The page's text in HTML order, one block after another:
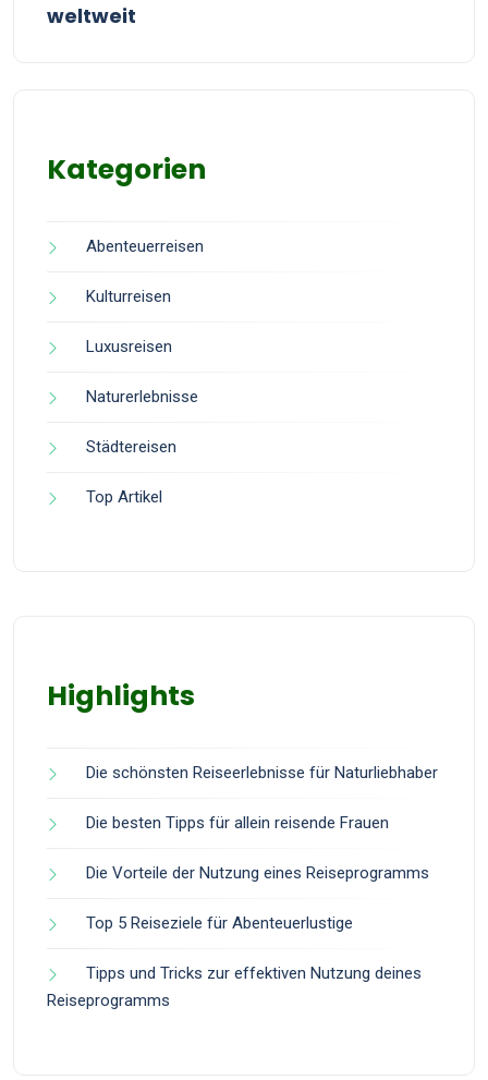
weltweit
Kategorien
Abenteuerreisen
Kulturreisen
Luxusreisen
Naturerlebnisse
Städtereisen
Top Artikel
Highlights
Die schönsten Reiseerlebnisse für Naturliebhaber
Die besten Tipps für allein reisende Frauen
Die Vorteile der Nutzung eines Reiseprogramms
Top 5 Reiseziele für Abenteuerlustige
Tipps und Tricks zur effektiven Nutzung deines
Reiseprogramms